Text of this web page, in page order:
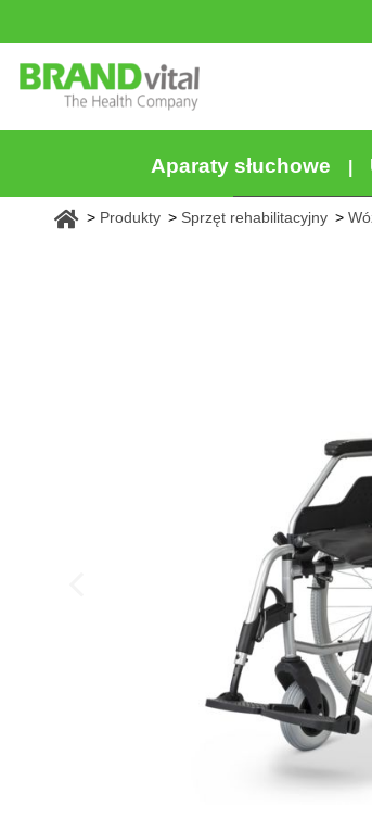
Aparaty słuchowe
Produkty Sprzęt rehabilitacyjny